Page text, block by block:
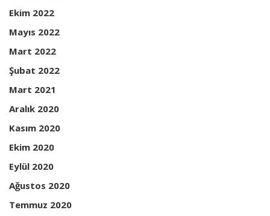
Ekim 2022
Mayıs 2022
Mart 2022
Şubat 2022
Mart 2021
Aralık 2020
Kasım 2020
Ekim 2020
Eylül 2020
Ağustos 2020
Temmuz 2020